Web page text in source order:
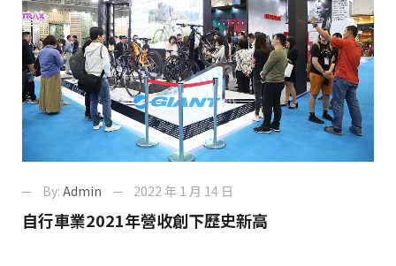
By: Admin 2022 年 1 月 14 日
自行車業2021年營收創下歷史新高